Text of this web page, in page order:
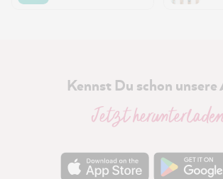
Kennst Du schon unsere
Jetzt